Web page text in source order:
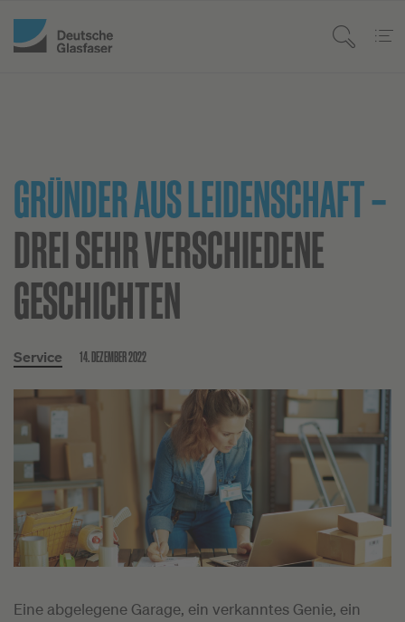
GRÜNDER AUS LEIDENSCHAFT –
DREI SEHR VERSCHIEDENE
GESCHICHTEN
Service 14. DEZEMBER 2022
Eine abgelegene Garage, ein verkanntes Genie, ein